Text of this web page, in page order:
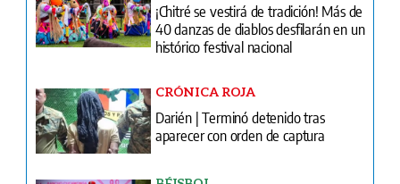
¡Chitré se vestirá de tradición! Más de
40 danzas de diablos desfilarán en un
histórico festival nacional
CRÓNICA ROJA
Darién | Terminó detenido tras
aparecer con orden de captura